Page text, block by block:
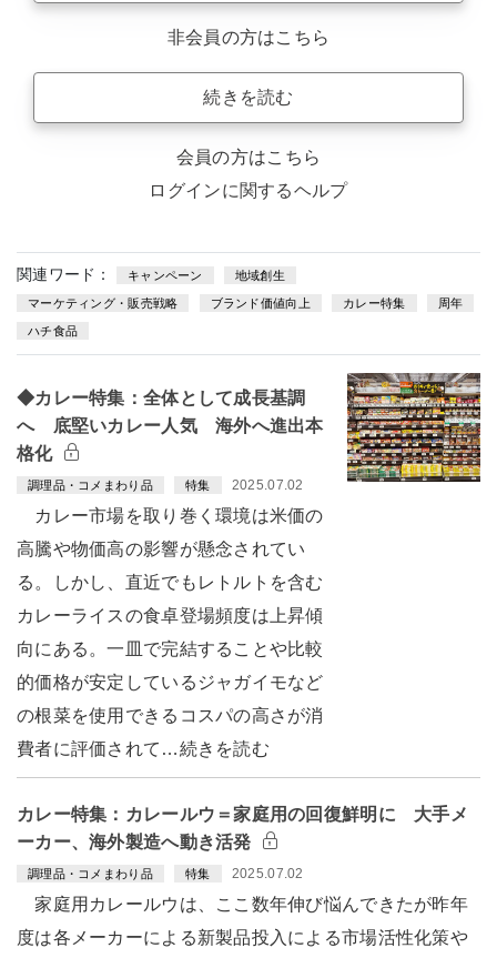
非会員の方はこちら
続きを読む
会員の方はこちら
ログインに関するヘルプ
関連ワード： キャンペーン 地域創生
マーケティング・販売戦略 ブランド価値向上 カレー特集 周年
ハチ食品
◆カレー特集：全体として成長基調
へ 底堅いカレー人気 海外へ進出本
格化
調理品・コメまわり品 特集 2025.07.02
カレー市場を取り巻く環境は米価の
高騰や物価高の影響が懸念されてい
る。しかし、直近でもレトルトを含む
カレーライスの食卓登場頻度は上昇傾
向にある。一皿で完結することや比較
的価格が安定しているジャガイモなど
の根菜を使用できるコスパの高さが消
費者に評価されて…続きを読む
カレー特集：カレールウ＝家庭用の回復鮮明に 大手メ
ーカー、海外製造へ動き活発
調理品・コメまわり品 特集 2025.07.02
家庭用カレールウは、ここ数年伸び悩んできたが昨年
度は各メーカーによる新製品投入による市場活性化策や